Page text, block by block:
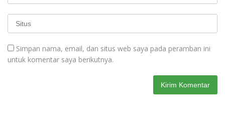
Simpan nama, email, dan situs web saya pada peramban ini
untuk komentar saya berikutnya.